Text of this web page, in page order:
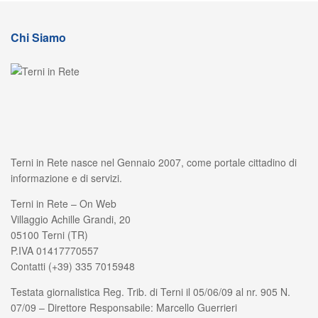
Chi Siamo
Terni in Rete nasce nel Gennaio 2007, come portale cittadino di
informazione e di servizi.
Terni in Rete – On Web
Villaggio Achille Grandi, 20
05100 Terni (TR)
P.IVA 01417770557
Contatti (+39) 335 7015948
Testata giornalistica Reg. Trib. di Terni il 05/06/09 al nr. 905 N.
07/09 – Direttore Responsabile: Marcello Guerrieri